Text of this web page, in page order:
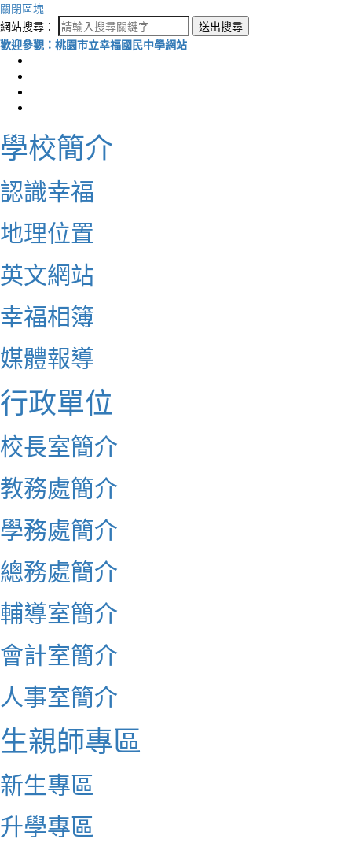
關閉區塊
網站搜尋：
送出搜尋
歡迎參觀：桃園市立幸福國民中學網站
學校簡介
認識幸福
地理位置
英文網站
幸福相簿
媒體報導
行政單位
校長室簡介
教務處簡介
學務處簡介
總務處簡介
輔導室簡介
會計室簡介
人事室簡介
生親師專區
新生專區
升學專區